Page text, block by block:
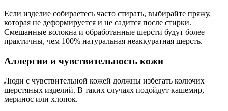
Если изделие собираетесь часто стирать, выбирайте пряжу,
которая не деформируется и не садится после стирки.
Смешанные волокна и обработанные шерсти будут более
практичны, чем 100% натуральная неаккуратная шерсть.
Аллергии и чувствительность кожи
Люди с чувствительной кожей должны избегать колючих
шерстяных изделий. В таких случаях подойдут кашемир,
меринос или хлопок.